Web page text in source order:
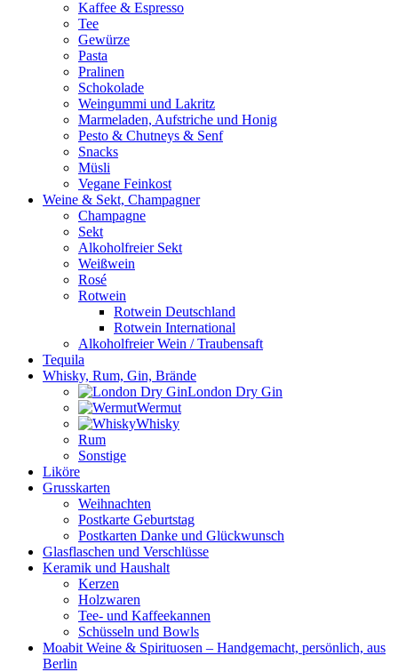
Kaffee & Espresso
Tee
Gewürze
Pasta
Pralinen
Schokolade
Weingummi und Lakritz
Marmeladen, Aufstriche und Honig
Pesto & Chutneys & Senf
Snacks
Müsli
Vegane Feinkost
Weine & Sekt, Champagner
Champagne
Sekt
Alkoholfreier Sekt
Weißwein
Rosé
Rotwein
Rotwein Deutschland
Rotwein International
Alkoholfreier Wein / Traubensaft
Tequila
Whisky, Rum, Gin, Brände
London Dry Gin
Wermut
Whisky
Rum
Sonstige
Liköre
Grusskarten
Weihnachten
Postkarte Geburtstag
Postkarten Danke und Glückwunsch
Glasflaschen und Verschlüsse
Keramik und Haushalt
Kerzen
Holzwaren
Tee- und Kaffeekannen
Schüsseln und Bowls
Moabit Weine & Spirituosen – Handgemacht, persönlich, aus
Berlin